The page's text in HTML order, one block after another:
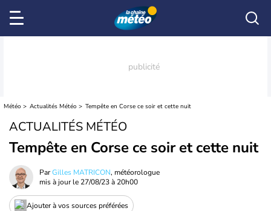
Météo Actualités Météo Tempête en Corse ce soir et cette nuit
ACTUALITÉS MÉTÉO
Tempête en Corse ce soir et cette nuit
ParGilles MATRICON, météorologue
mis à jour le 27/08/23 à 20h00
Ajouter à vos sources préférées